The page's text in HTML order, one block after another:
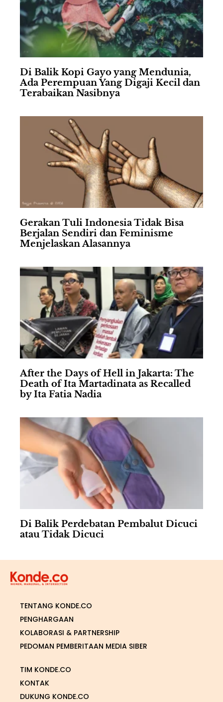
Di Balik Kopi Gayo yang Mendunia,
Ada Perempuan Yang Digaji Kecil dan
Terabaikan Nasibnya
Gerakan Tuli Indonesia Tidak Bisa
Berjalan Sendiri dan Feminisme
Menjelaskan Alasannya
After the Days of Hell in Jakarta: The
Death of Ita Martadinata as Recalled
by Ita Fatia Nadia
Di Balik Perdebatan Pembalut Dicuci
atau Tidak Dicuci
TENTANG KONDE.CO
PENGHARGAAN
KOLABORASI & PARTNERSHIP
PEDOMAN PEMBERITAAN MEDIA SIBER
TIM KONDE.CO
KONTAK
DUKUNG KONDE.CO